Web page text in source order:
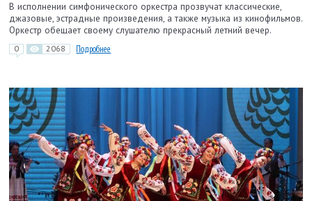
В исполнении симфонического оркестра прозвучат классические,
джазовые, эстрадные произведения, а также музыка из кинофильмов.
Оркестр обещает своему слушателю прекрасный летний вечер.
0 2068 Подробнее